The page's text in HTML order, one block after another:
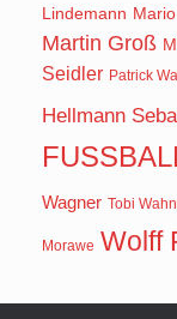
Lindemann
Martin Groß
Seidler Patrick
Hellmann
Wagner Tobi
Morawe Wolff